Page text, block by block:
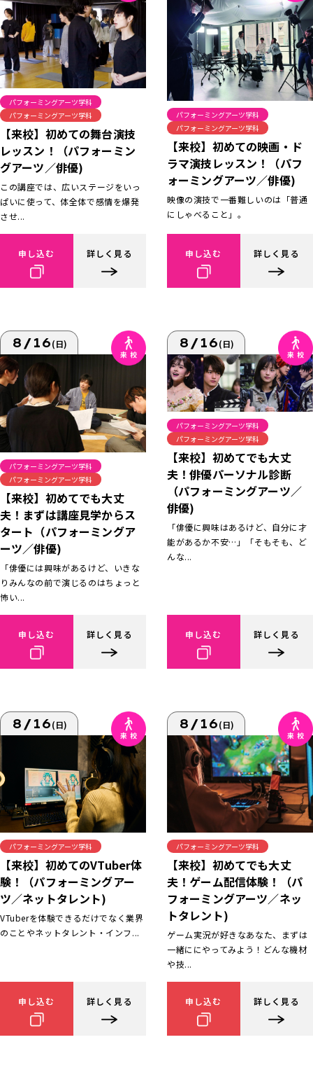
パフォーミングアーツ学科
パフォーミングアーツ学科
【来校】初めての舞台演技
レッスン！（パフォーミン
グアーツ／俳優)
この講座では、広いステージをいっ
ぱいに使って、体全体で感情を爆発
させ...
申し込む 詳しく見る
パフォーミングアーツ学科
パフォーミングアーツ学科
【来校】初めての映画・ド
ラマ演技レッスン！（パフ
ォーミングアーツ／俳優)
映像の演技で一番難しいのは「普通
にしゃべること」。
申し込む 詳しく見る
8/16(日)
パフォーミングアーツ学科
パフォーミングアーツ学科
【来校】初めてでも大丈
夫！まずは講座見学からス
タート（パフォーミングア
ーツ／俳優)
「俳優には興味があるけど、いきな
りみんなの前で演じるのはちょっと
怖い...
申し込む 詳しく見る
8/16(日)
パフォーミングアーツ学科
パフォーミングアーツ学科
【来校】初めてでも大丈
夫！俳優パーソナル診断
（パフォーミングアーツ／
俳優)
「俳優に興味はあるけど、自分に才
能があるか不安…」「そもそも、ど
んな...
申し込む 詳しく見る
8/16(日)
パフォーミングアーツ学科
【来校】初めてのVTuber体
験！（パフォーミングアー
ツ／ネットタレント)
VTuberを体験できるだけでなく業界
のことやネットタレント・インフ...
申し込む 詳しく見る
8/16(日)
パフォーミングアーツ学科
【来校】初めてでも大丈
夫！ゲーム配信体験！（パ
フォーミングアーツ／ネッ
トタレント)
ゲーム実況が好きなあなた、まずは
一緒ににやってみよう！どんな機材
や技...
申し込む 詳しく見る